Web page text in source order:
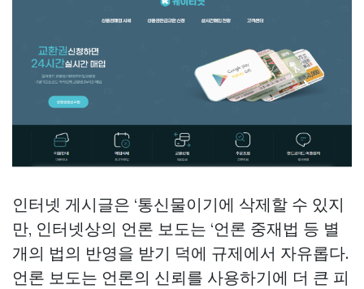
인터넷 게시글은 ‘통신물이기에 삭제할 수 있지
만, 인터넷상의 언론 보도는 ‘언론 중재법 등 별
개의 법의 반영을 받기 덕에 규제에서 자유롭다.
언론 보도는 언론의 신뢰를 사용하기에 더 큰 피